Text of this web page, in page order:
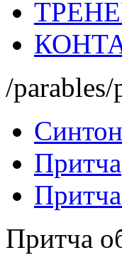
/
Синтон
Притча
Притча